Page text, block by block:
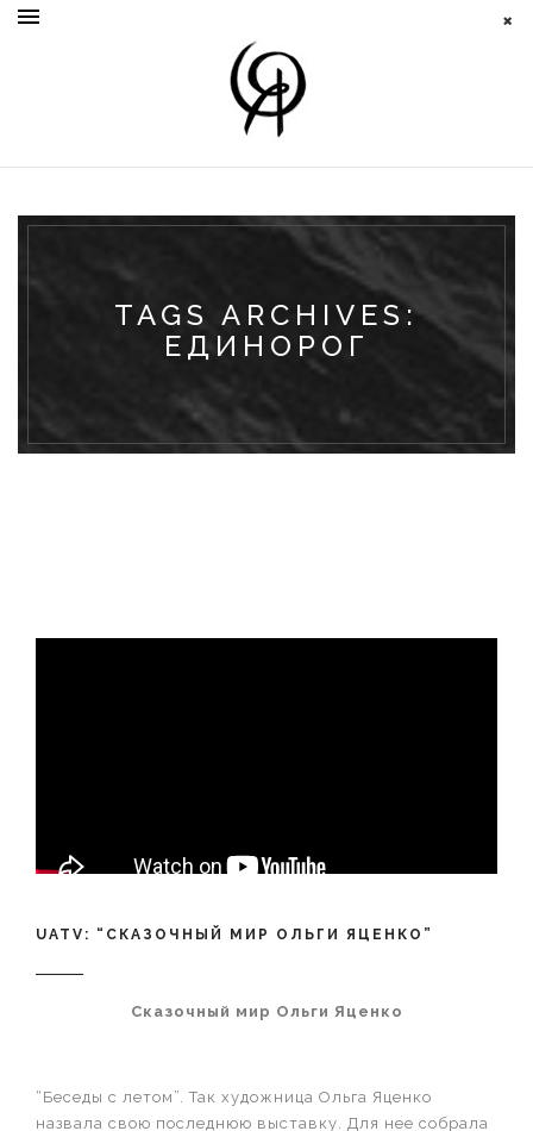
TAGS ARCHIVES:
ЕДИНОРОГ
UATV: “СКАЗОЧНЫЙ МИР ОЛЬГИ ЯЦЕНКО”
Сказочный мир Ольги Яценко
“Беседы с летом”. Так художница Ольга Яценко
назвала свою последнюю выставку. Для нее собрала